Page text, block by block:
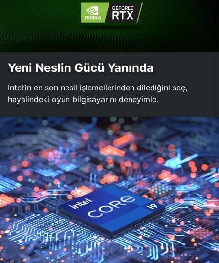
Yeni Neslin Gücü Yanında
Intel’in en son nesil işlemcilerinden dilediğini seç,
hayalindeki oyun bilgisayarını deneyimle.